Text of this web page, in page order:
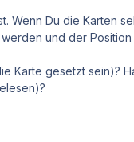
Wenn Du die Karten
und der
Karte gesetzt sein)?